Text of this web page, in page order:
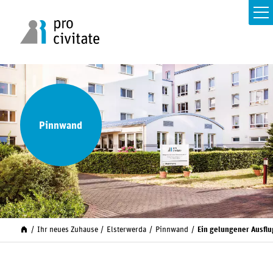
Pinnwand
Ihr neues Zuhause Elsterwerda Pinnwand Ein gelungener